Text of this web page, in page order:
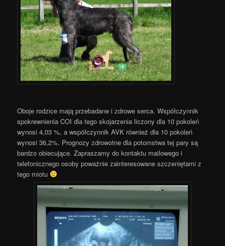
Oboje rodzice mają przebadane i zdrowe serca. Współczynnik
spokrewnienia COI dla tego skojarzenia liczony dla 10 pokoleń
wynosi 4,03 %, a współczynnik AVK również dla 10 pokoleń
wynosi 36,2%. Prognozy zdrowotne dla potomstwa tej pary są
bardzo obiecujące. Zapraszamy do kontaktu mailowego i
telefonicznego osoby poważnie zainteresowane szczeniętami z
tego miotu